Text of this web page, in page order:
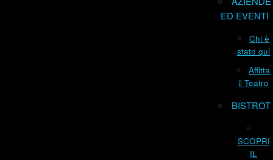
ED EVENTI
Chi è
stato qui
Affitta
il Teatro
BISTROT
SCOPRI
IL